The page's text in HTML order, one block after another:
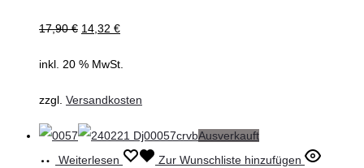
17,90€ 14,32 €
inkl. 20 % MwSt.
zzgl. Versandkosten
Ausverkauft
Weiterlesen
Zur Wunschliste hinzufügen